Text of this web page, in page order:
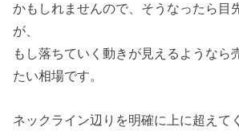
かもしれませんので、そうなったら目
が、
もし落ちていく動きが見えるようなら
たい相場です。
ネックライン辺りを明確に上に超えて